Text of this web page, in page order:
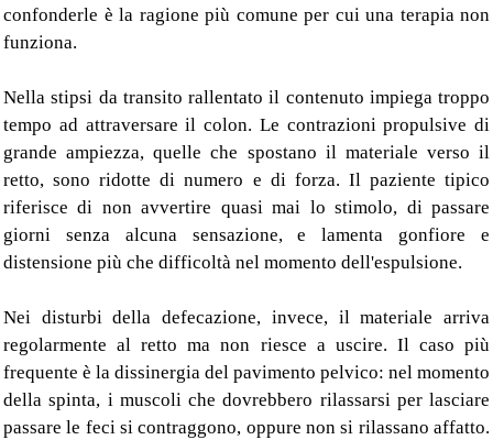
confonderle è la ragione più comune per cui una terapia non
funziona.
Nella stipsi da transito rallentato il contenuto impiega troppo
tempo ad attraversare il colon. Le contrazioni propulsive di
grande ampiezza, quelle che spostano il materiale verso il
retto, sono ridotte di numero e di forza. Il paziente tipico
riferisce di non avvertire quasi mai lo stimolo, di passare
giorni senza alcuna sensazione, e lamenta gonfiore e
distensione più che difficoltà nel momento dell'espulsione.
Nei disturbi della defecazione, invece, il materiale arriva
regolarmente al retto ma non riesce a uscire. Il caso più
frequente è la dissinergia del pavimento pelvico: nel momento
della spinta, i muscoli che dovrebbero rilassarsi per lasciare
passare le feci si contraggono, oppure non si rilassano affatto.